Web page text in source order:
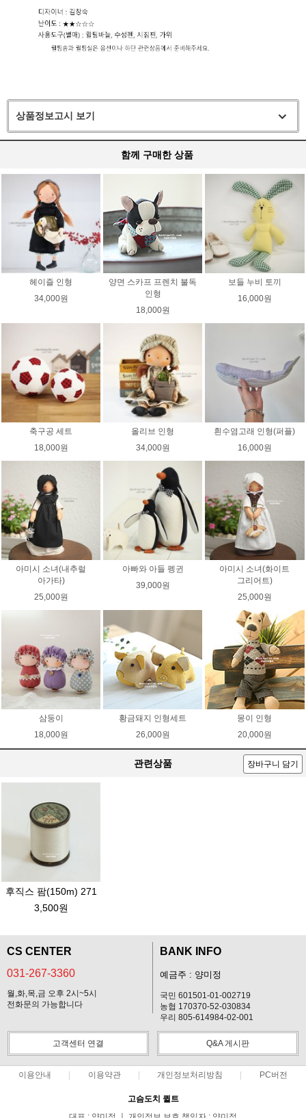
상품정보고시 보기
함께 구매한 상품
헤이즐 인형
34,000원
양면 스카프 프렌치 불독
인형
18,000원
보들 누비 토끼
16,000원
축구공 세트
18,000원
올리브 인형
34,000원
흰수염고래 인형(퍼플)
16,000원
아미시 소녀(내추럴
아가타)
25,000원
아빠와 아들 펭귄
39,000원
아미시 소녀(화이트
그리어트)
25,000원
삼둥이
18,000원
황금돼지 인형세트
26,000원
몽이 인형
20,000원
관련상품 장바구니 담기
후직스 팜(150m) 271
3,500원
CS CENTER
031-267-3360
월,화,목,금 오후 2시~5시
전화문의 가능합니다
BANK INFO
예금주 : 양미정
국민 601501-01-002719
농협 170370-52-030834
우리 805-614984-02-001
고객센터 연결 Q&A 게시판
이용안내 이용약관 개인정보처리방침 PC버전
고슴도치 퀼트